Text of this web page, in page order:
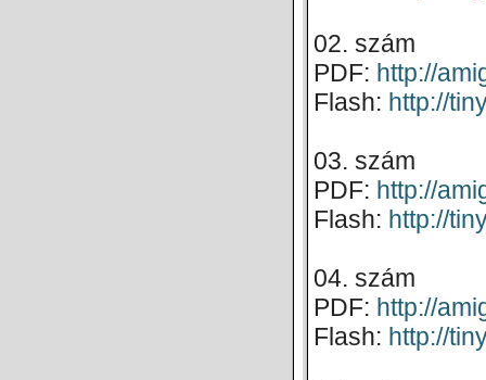
02. szám
PDF: http://
Flash: http://
03. szám
PDF: http://
Flash: http://
04. szám
PDF: http://
Flash: http://